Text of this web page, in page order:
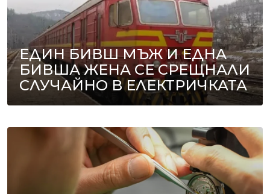
ЕДИН БИВШ МЪЖ И ЕДНА
БИВША ЖЕНА СЕ СРЕЩНАЛИ
СЛУЧАЙНО В ЕЛЕКТРИЧКАТА